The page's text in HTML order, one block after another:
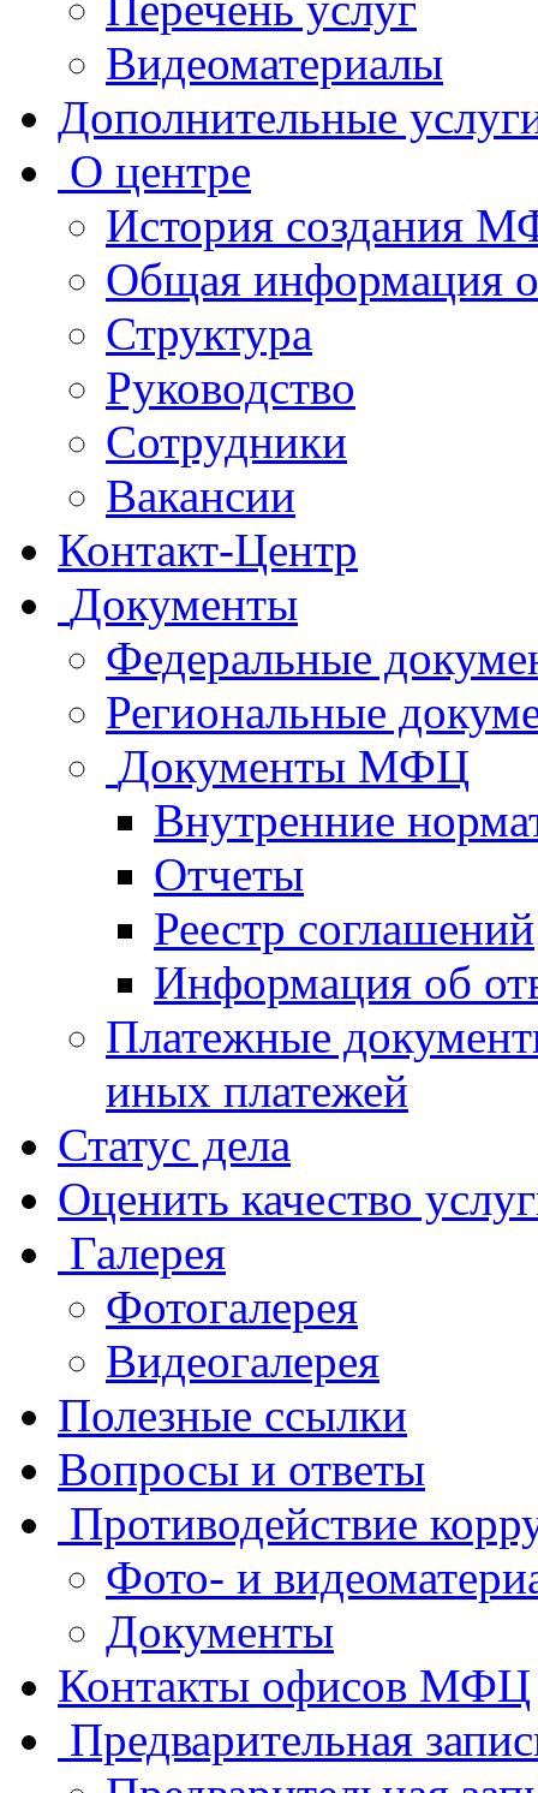
Видеоматериалы
Дополнительные
О центре
История создания
Общая
Структура
Руководство
Сотрудники
Вакансии
Контакт-Центр
Документы
Федеральные
Региональные
Документы МФЦ
Внутренние
Отчеты
Реестр соглашений
Информация об
Платежные
иных платежей
Статус дела
Оценить качество
Галерея
Фотогалерея
Видеогалерея
Полезные ссылки
Вопросы и ответы
Противодействие
Фото- и
Документы
Контакты офисов МФЦ
Предварительная